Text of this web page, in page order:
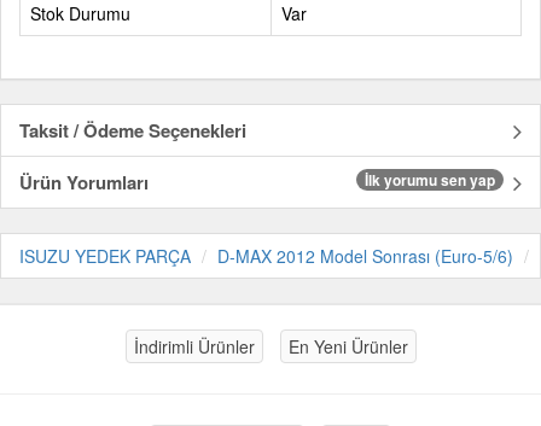
Stok Durumu
Var
Taksit / Ödeme Seçenekleri
Ürün Yorumları
İlk yorumu sen yap
ISUZU YEDEK PARÇA D-MAX 2012 Model Sonrası (Euro-5/6)
İndirimli Ürünler En Yeni Ürünler